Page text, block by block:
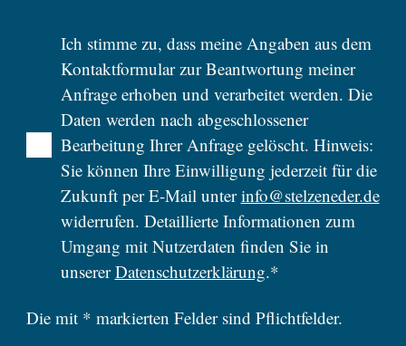
Ich stimme zu, dass meine Angaben aus dem
Kontaktformular zur Beantwortung meiner
Anfrage erhoben und verarbeitet werden. Die
Daten werden nach abgeschlossener
Bearbeitung Ihrer Anfrage gelöscht. Hinweis:
Sie können Ihre Einwilligung jederzeit für die
Zukunft per E-Mail unterinfo@stelzeneder.de
widerrufen. Detaillierte Informationen zum
Umgang mit Nutzerdaten finden Sie in
unsererDatenschutzerklärung.*
Die mit * markierten Felder sind Pflichtfelder.